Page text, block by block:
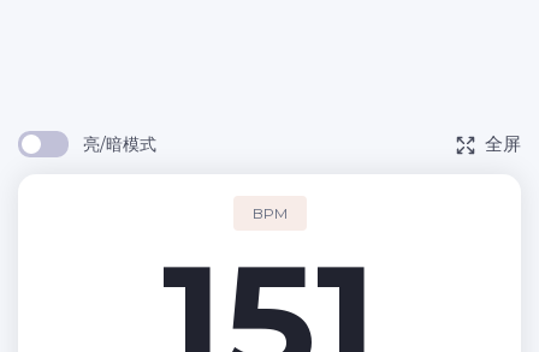
亮/暗模式 全屏
BPM